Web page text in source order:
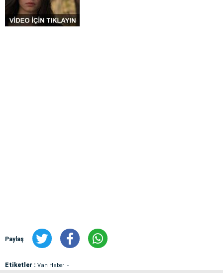
Paylaş
Etiketler : Van Haber